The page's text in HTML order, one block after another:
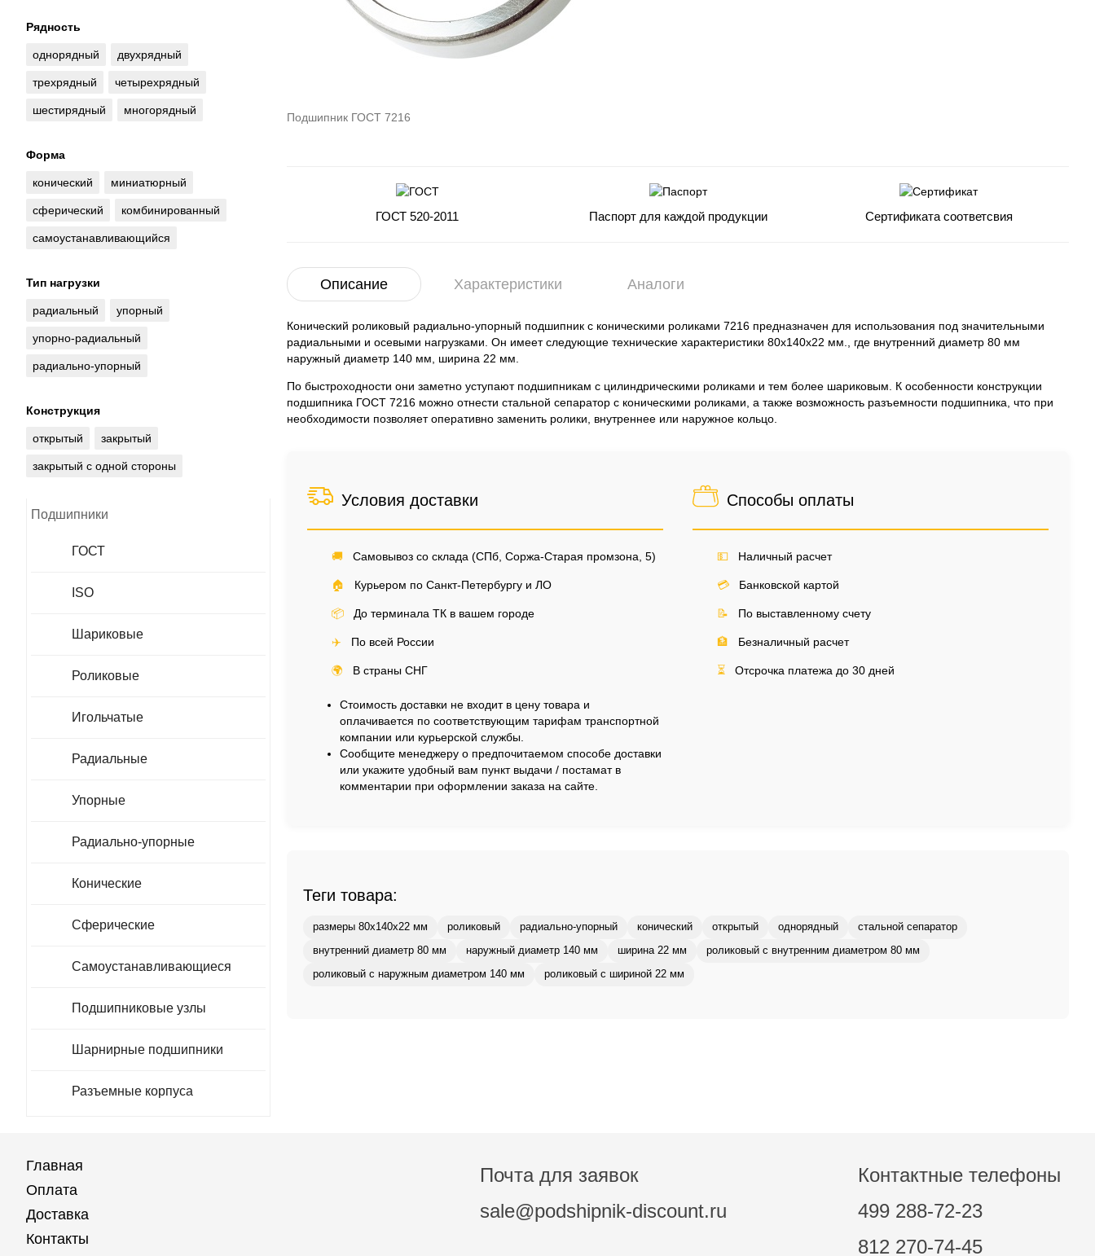
Подшипник ГОСТ 7216
ГОСТ 520-2011 Паспорт для каждой продукции Сертификата соответсвия
Описание Характеристики Аналоги
Конический роликовый радиально-упорный подшипник с коническими роликами 7216 предназначен для использования под значительными
радиальными и осевыми нагрузками. Он имеет следующие технические характеристики 80x140x22 мм., где внутренний диаметр 80 мм
наружный диаметр 140 мм, ширина 22 мм.
По быстроходности они заметно уступают подшипникам с цилиндрическими роликами и тем более шариковым. К особенности конструкции
подшипника ГОСТ 7216 можно отнести стальной сепаратор с коническими роликами, а также возможность разъемности подшипника, что при
необходимости позволяет оперативно заменить ролики, внутреннее или наружное кольцо.
Условия доставки
🚚 Самовывоз со склада (СПб, Соржа-Старая промзона, 5)
🏠 Курьером по Санкт-Петербургу и ЛО
📦 До терминала ТК в вашем городе
✈️ По всей России
🌍 В страны СНГ
Стоимость доставки не входит в цену товара и
оплачивается по соответствующим тарифам транспортной
компании или курьерской службы.
Сообщите менеджеру о предпочитаемом способе доставки
или укажите удобный вам пункт выдачи / постамат в
комментарии при оформлении заказа на сайте.
Способы оплаты
💵 Наличный расчет
💳 Банковской картой
📝 По выставленному счету
🏦 Безналичный расчет
⏳ Отсрочка платежа до 30 дней
Теги товара:
размеры 80x140x22 мм роликовый радиально-упорный конический открытый однорядный стальной сепаратор
внутренний диаметр 80 мм наружный диаметр 140 мм ширина 22 мм роликовый с внутренним диаметром 80 мм
роликовый с наружным диаметром 140 мм роликовый с шириной 22 мм
Рядность
однорядный двухрядный
трехрядный четырехрядный
шестирядный многорядный
Форма
конический миниатюрный
сферический комбинированный
самоустанавливающийся
Тип нагрузки
радиальный упорный
упорно-радиальный
радиально-упорный
Конструкция
открытый закрытый
закрытый с одной стороны
Подшипники
ГОСТ
ISO
Шариковые
Роликовые
Игольчатые
Радиальные
Упорные
Радиально-упорные
Конические
Сферические
Самоустанавливающиеся
Подшипниковые узлы
Шарнирные подшипники
Разъемные корпуса
Главная
Оплата
Доставка
Контакты
Почта для заявок
sale@podshipnik-discount.ru
Контактные телефоны
499 288-72-23
812 270-74-45